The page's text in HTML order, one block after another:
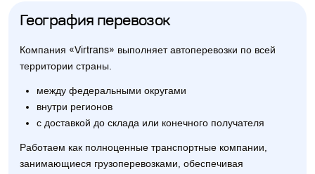
География перевозок
Компания «Virtrans» выполняет автоперевозки по всей
территории страны.
между федеральными округами
внутри регионов
с доставкой до склада или конечного получателя
Работаем как полноценные транспортные компании,
занимающиеся грузоперевозками, обеспечивая